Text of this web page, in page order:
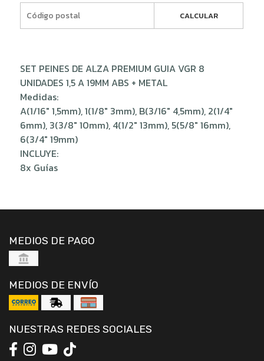
CALCULAR
SET PEINES DE ALZA PREMIUM GUIA VGR 8
UNIDADES 1,5 A 19MM ABS + METAL
Medidas:
A(1/16″ 1,5mm), 1(1/8″ 3mm), B(3/16″ 4,5mm), 2(1/4″
6mm), 3(3/8″ 10mm), 4(1/2″ 13mm), 5(5/8″ 16mm),
6(3/4″ 19mm)
INCLUYE:
8x Guías
MEDIOS DE PAGO
MEDIOS DE ENVÍO
NUESTRAS REDES SOCIALES